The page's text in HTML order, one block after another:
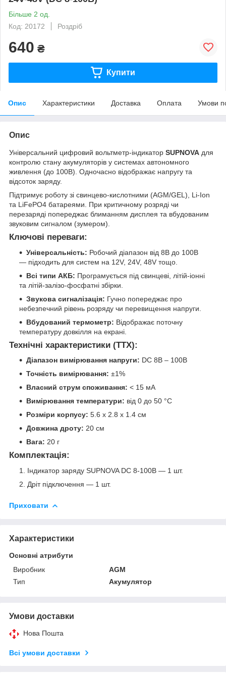
Більше 2 од.
Код: 20172
Роздріб
640 ₴
Купити
Опис Характеристики Доставка Оплата Умови
Опис
Універсальний цифровий вольтметр-індикатор SUPNOVA для
контролю стану акумуляторів у системах автономного
живлення (до 100В). Одночасно відображає напругу та
відсоток заряду.
Підтримує роботу зі свинцево-кислотними (AGM/GEL), Li-Ion
та LiFePO4 батареями. При критичному розряді чи
перезаряді попереджає блиманням дисплея та вбудованим
звуковим сигналом (зумером).
Ключові переваги:
Універсальність: Робочий діапазон від 8В до 100В
— підходить для систем на 12V, 24V, 48V тощо.
Всі типи АКБ: Програмується під свинцеві, літій-іонні
та літій-залізо-фосфатні збірки.
Звукова сигналізація: Гучно попереджає про
небезпечний рівень розряду чи перевищення напруги.
Вбудований термометр: Відображає поточну
температуру довкілля на екрані.
Технічні характеристики (ТТХ):
Діапазон вимірювання напруги: DC 8В – 100В
Точність вимірювання: ±1%
Власний струм споживання: < 15 мА
Вимірювання температури: від 0 до 50 °C
Розміри корпусу: 5.6 x 2.8 x 1.4 см
Довжина дроту: 20 см
Вага: 20 г
Комплектація:
Індикатор заряду SUPNOVA DC 8-100В — 1 шт.
Дріт підключення — 1 шт.
Приховати
Характеристики
Основні атрибути
Виробник
AGM
Тип
Акумулятор
Умови доставки
Нова Пошта
Всі умови доставки